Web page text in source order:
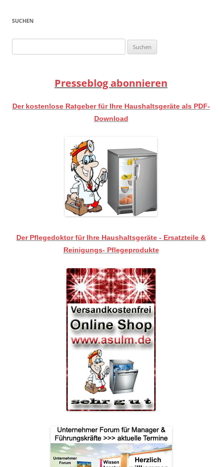
SUCHEN
nach:
Presseblog abonnieren
Der kostenlose Ratgeber für Ihre Haushaltsgeräte als PDF-
Download
Der Pflegedoktor für Ihre Haushaltsgeräte - Ersatzteile &
Reinigungs- Pflegeprodukte